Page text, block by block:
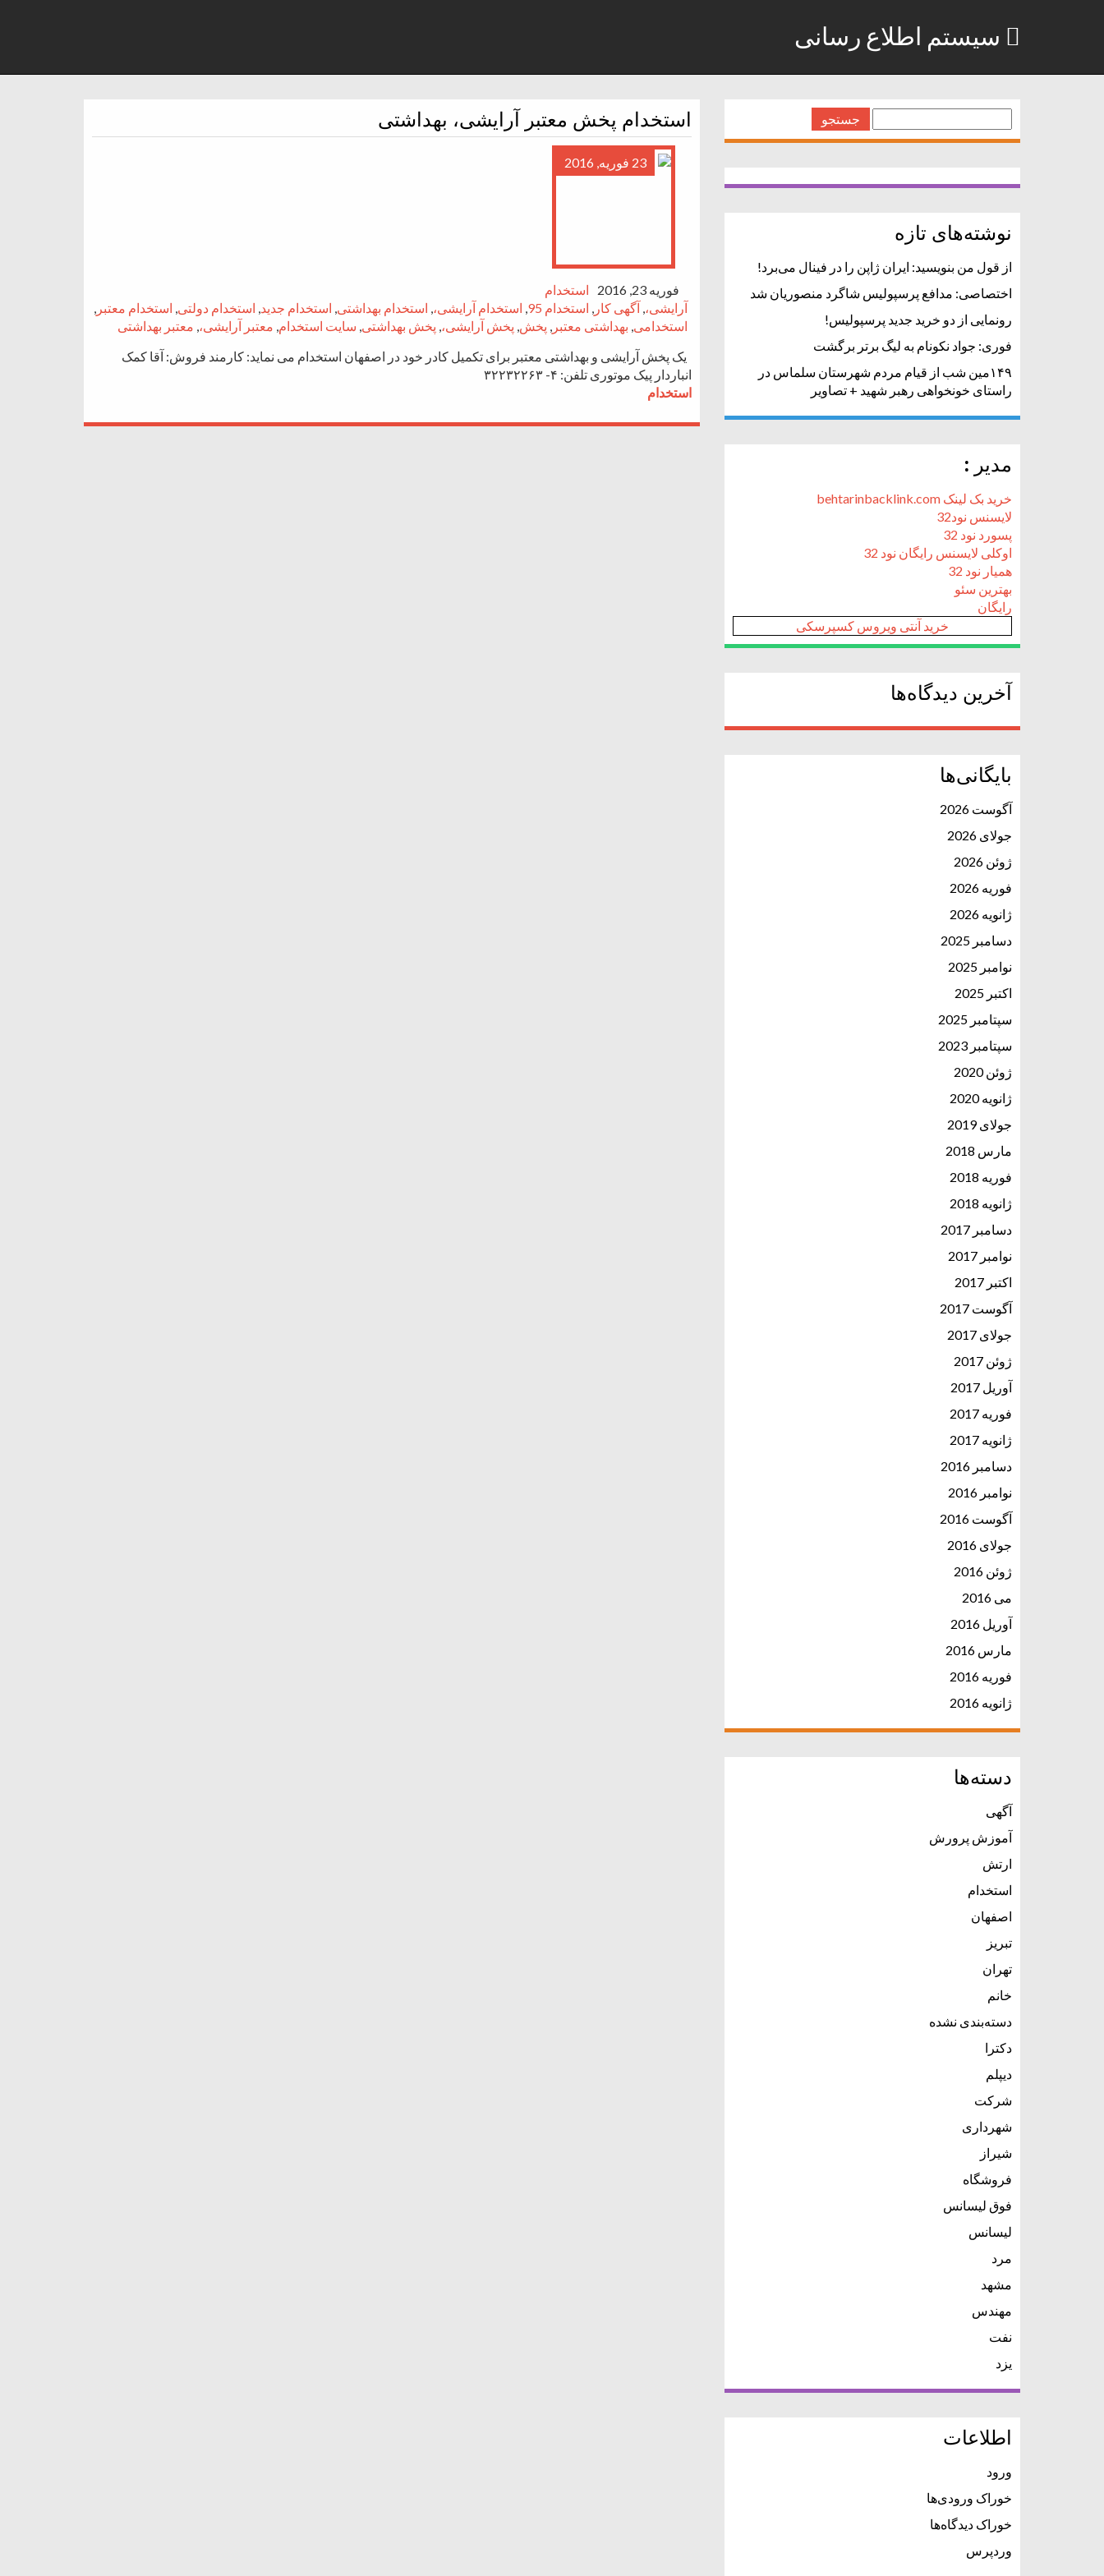
سیستم اطلاع رسانی
استخدام پخش معتبر آرایشی، بهداشتی
23 فوریه, 2016
فوریه 23, 2016
استخدام
آرایشی،, آگهی کار , استخدام 95 , استخدام آرایشی،, استخدام بهداشتی, استخدام جدید, استخدام دولتی, استخدام معتبر ,
استخدامی, بهداشتی معتبر , پخش, پخش آرایشی،, پخش بهداشتی, سایت استخدام, معتبر آرایشی،, معتبر بهداشتی
یک پخش آرایشی و بهداشتی معتبر برای تکمیل کادر خود در اصفهان استخدام می نماید: کارمند فروش: آقا کمک
انباردار پیک موتوری تلفن: ۴- ۳۲۲۳۲۲۶۳
استخدام
برای:
نوشته‌های تازه
از قول من بنویسید: ایران ژاپن را در فینال می‌برد!
اختصاصی: مدافع پرسپولیس شاگرد منصوریان شد
رونمایی از دو خرید جدید پرسپولیس!
فوری: جواد نکونام به لیگ برتر برگشت
۱۴۹مین شب از قیام مردم شهرستان سلماس در
راستای خونخواهی رهبر شهید + تصاویر
مدیر :
خرید بک لینک behtarinbacklink.com
لایسنس نود32
پسورد نود 32
اوکلی لایسنس رایگان نود 32
همیار نود 32
بهترین سئو
رایگان
خرید آنتی ویروس کسپرسکی
آخرین دیدگاه‌ها
بایگانی‌ها
آگوست 2026
جولای 2026
ژوئن 2026
فوریه 2026
ژانویه 2026
دسامبر 2025
نوامبر 2025
اکتبر 2025
سپتامبر 2025
سپتامبر 2023
ژوئن 2020
ژانویه 2020
جولای 2019
مارس 2018
فوریه 2018
ژانویه 2018
دسامبر 2017
نوامبر 2017
اکتبر 2017
آگوست 2017
جولای 2017
ژوئن 2017
آوریل 2017
فوریه 2017
ژانویه 2017
دسامبر 2016
نوامبر 2016
آگوست 2016
جولای 2016
ژوئن 2016
می 2016
آوریل 2016
مارس 2016
فوریه 2016
ژانویه 2016
دسته‌ها
آگهی
آموزش پرورش
ارتش
استخدام
اصفهان
تبریز
تهران
خانم
دسته‌بندی نشده
دکترا
دیپلم
شرکت
شهرداری
شیراز
فروشگاه
فوق لیسانس
لیسانس
مرد
مشهد
مهندس
نفت
یزد
اطلاعات
ورود
خوراک ورودی‌ها
خوراک دیدگاه‌ها
وردپرس